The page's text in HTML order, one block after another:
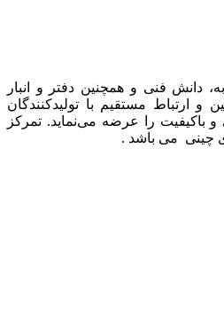
دانش فنی و همچنین دفتر و انبار
ارتباط مستقیم با تولیدکنندگان
باکیفیت را عرضه می‌نماید. تمرکز
چینی می باشد .